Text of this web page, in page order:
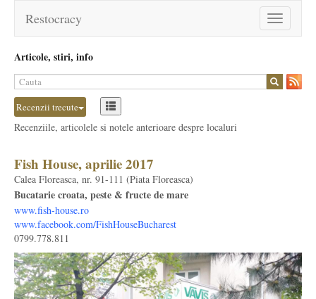
Toggle
navigation
Restocracy
Articole, stiri, info
Recenzii trecute
Recenziile, articolele si notele anterioare despre localuri
Fish House, aprilie 2017
Calea Floreasca, nr. 91-111 (Piata Floreasca)
Bucatarie croata, peste & fructe de mare
www.fish-house.ro
www.facebook.com/FishHouseBucharest
0799.778.811